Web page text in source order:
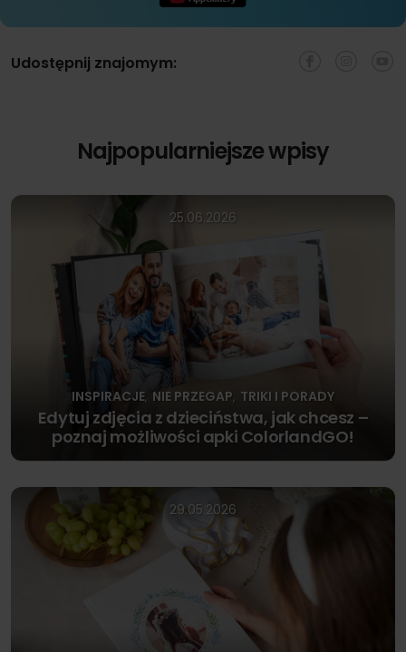
Udostępnij znajomym:
Najpopularniejsze wpisy
25.06.2026
INSPIRACJE, NIE PRZEGAP, TRIKI I PORADY
Edytuj zdjęcia z dzieciństwa, jak chcesz –
poznaj możliwości apki ColorlandGO!
29.05.2026